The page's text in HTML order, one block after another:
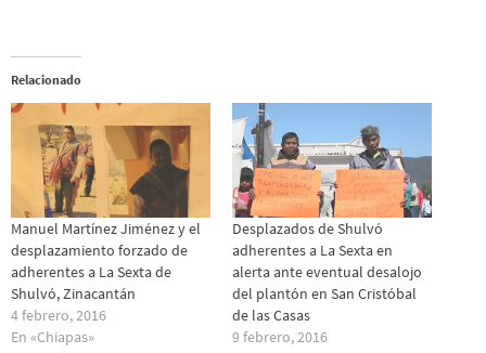
Relacionado
Manuel Martínez Jiménez y el
desplazamiento forzado de
adherentes a La Sexta de
Shulvó, Zinacantán
4 febrero, 2016
En «Chiapas»
Desplazados de Shulvó
adherentes a La Sexta en
alerta ante eventual desalojo
del plantón en San Cristóbal
de las Casas
9 febrero, 2016